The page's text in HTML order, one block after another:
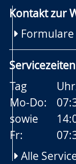
Kontakt zur
Formulare
Tag
Mo-Do:
sowie
Fr:
Alle